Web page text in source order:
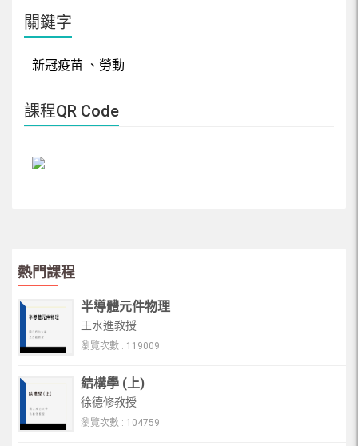
關鍵字
新冠疫苗 、勞動
課程QR Code
熱門課程
半導體元件物理
王水進教授
瀏覽次數 : 119009
結構學 (上)
徐德修教授
瀏覽次數 : 104759